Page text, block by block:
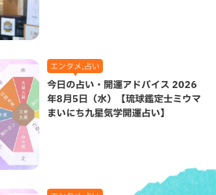
エンタメ,占い
今日の占い・開運アドバイス 2026
年8月5日（水）【琉球鑑定士ミウマ
まいにち九星気学開運占い】